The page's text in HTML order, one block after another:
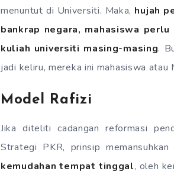
menuntut di Universiti. Maka, hujah
bankrap negara, mahasiswa
kuliah universiti masing-masing.
jadi keliru, mereka ini mahasiswa atau
Model Rafizi
Jika diteliti cadangan reformasi
Strategi PKR, prinsip
kemudahan tempat tinggal, oleh